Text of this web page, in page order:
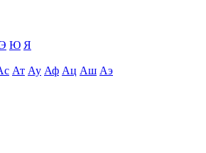
Ю Я
Ат Ау Аф Ац Аш Аэ